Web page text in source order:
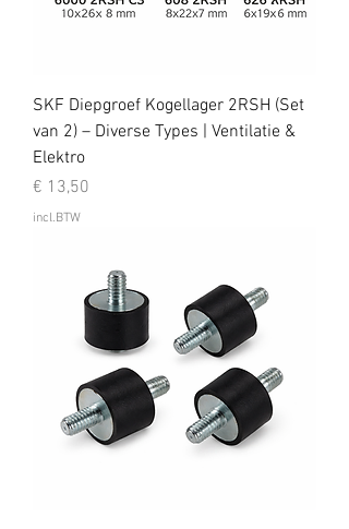
SKF Diepgroef Kogellager 2RSH (Set
van 2) – Diverse Types | Ventilatie &
Elektro
Prijs
€ 13,50
incl.BTW